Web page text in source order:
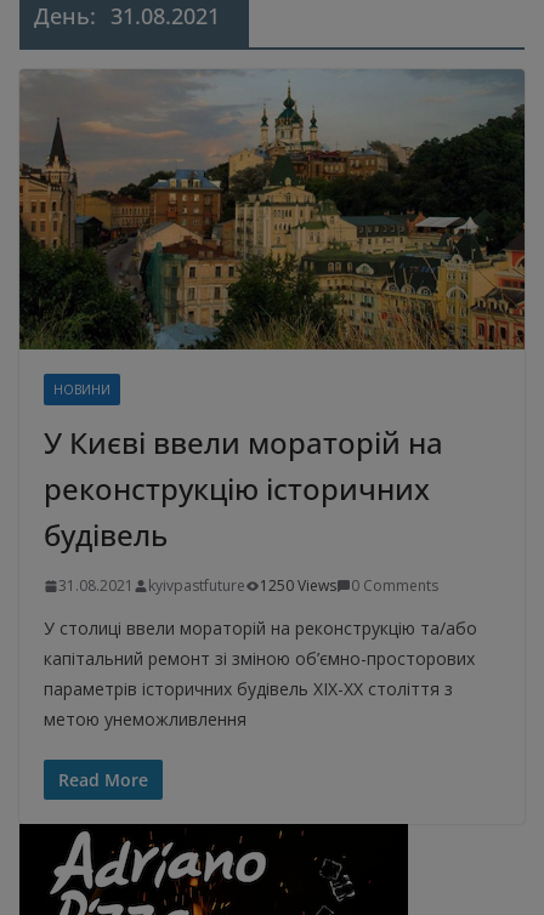
День: 31.08.2021
НОВИНИ
У Києві ввели мораторій на
реконструкцію історичних
будівель
31.08.2021 kyivpastfuture 1250 Views 0 Comments
У столиці ввели мораторій на реконструкцію та/або
капітальний ремонт зі зміною об’ємно-просторових
параметрів історичних будівель ХІХ-ХХ століття з
метою унеможливлення
Read More